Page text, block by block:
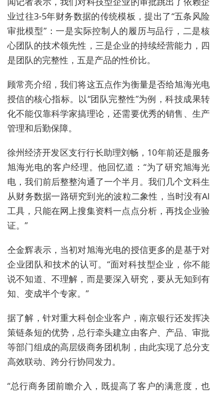
业过往3-5年财务数据的传统模板，提出了“五条风险
审批模型”：一是实际控制人的履历与品行 ， 二是核
心团队的技术领先性 ， 三是企业的持续经营能力 ， 四
是团队的完整性 ， 五是产品的性价比。
顾常亮介绍，我们将这五点作为衡量是否给旭海光电
授信的核心指标。以“团队完整性”为例，科技成果转
化不能仅靠科学家搞理论，还需要优秀的销售、生产
管理和后勤保障。
徐州经济开发区支行行长助理刘畅 ，10年前还是服务
旭海光电的客户经理。他回忆道：“为了研究旭海光
电，我们前后整整沟通了一个半月。我们几个文科生
从财务数据一路研究到光的波粒二象性，当时没有AI
工具，只能在网上搜集资料一点点分析，再找企业验
证。”
仝金辉表示，当初对旭海光电的授信更多的是基于对
企业团队和技术的认可。“面对科技型企业，你不能
说不知道、不理解 ， 而是要深入研究，要从无知到有
知、变成半个专家。”
据了解，针对重大科创企业客户，南京银行还发挥决
策链条短的优势，总行牵头建立由客户、产品、审批
等部门组成的高层级商务团机制，由此实现了总分支
高效联动、跨分行协同发力。
“总行商务团前瞻介入，既提高了客户的满意度，也